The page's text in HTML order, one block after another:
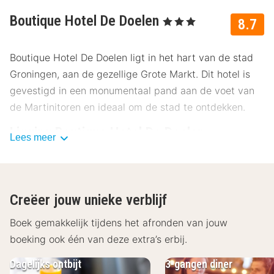
8.7
Boutique Hotel De Doelen , 3 Sterren
Boutique Hotel De Doelen ligt in het hart van de stad
Groningen, aan de gezellige Grote Markt. Dit hotel is
gevestigd in een monumentaal pand aan de voet van
de Martinitoren en ideaal om de stad te ontdekken.
Ligging Boutique Hotel De Doelen
verblijf in Groningen is het zeker een aanrader om de
toren te beklimmen en te genieten van het mooie
uitzicht over de stad. Kunstliefhebbers halen hun hart
waar wisselende tentoonstellingen plaatsvinden. Ook
Lees meer
Creëer jouw unieke verblijf
Boek gemakkelijk tijdens het afronden van jouw
boeking ook één van deze extra’s erbij.
3-gangen diner
Dagelijks ontbijt